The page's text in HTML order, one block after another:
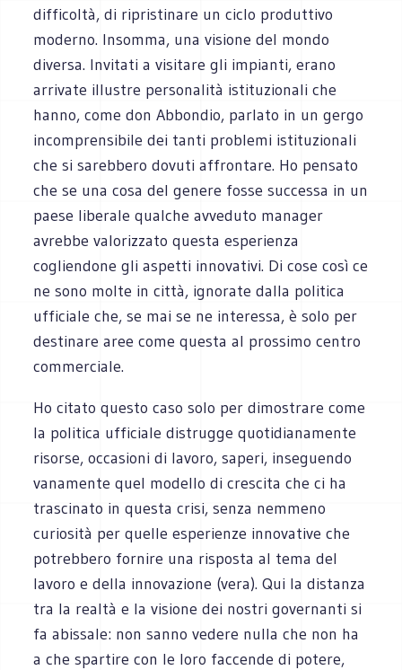
difficoltà, di ripristinare un ciclo produttivo
moderno. Insomma, una visione del mondo
diversa. Invitati a visitare gli impianti, erano
arrivate illustre personalità istituzionali che
hanno, come don Abbondio, parlato in un gergo
incomprensibile dei tanti problemi istituzionali
che si sarebbero dovuti affrontare. Ho pensato
che se una cosa del genere fosse successa in un
paese liberale qualche avveduto manager
avrebbe valorizzato questa esperienza
cogliendone gli aspetti innovativi. Di cose così ce
ne sono molte in città, ignorate dalla politica
ufficiale che, se mai se ne interessa, è solo per
destinare aree come questa al prossimo centro
commerciale.
Ho citato questo caso solo per dimostrare come
la politica ufficiale distrugge quotidianamente
risorse, occasioni di lavoro, saperi, inseguendo
vanamente quel modello di crescita che ci ha
trascinato in questa crisi, senza nemmeno
curiosità per quelle esperienze innovative che
potrebbero fornire una risposta al tema del
lavoro e della innovazione (vera). Qui la distanza
tra la realtà e la visione dei nostri governanti si
fa abissale: non sanno vedere nulla che non ha
a che spartire con le loro faccende di potere,